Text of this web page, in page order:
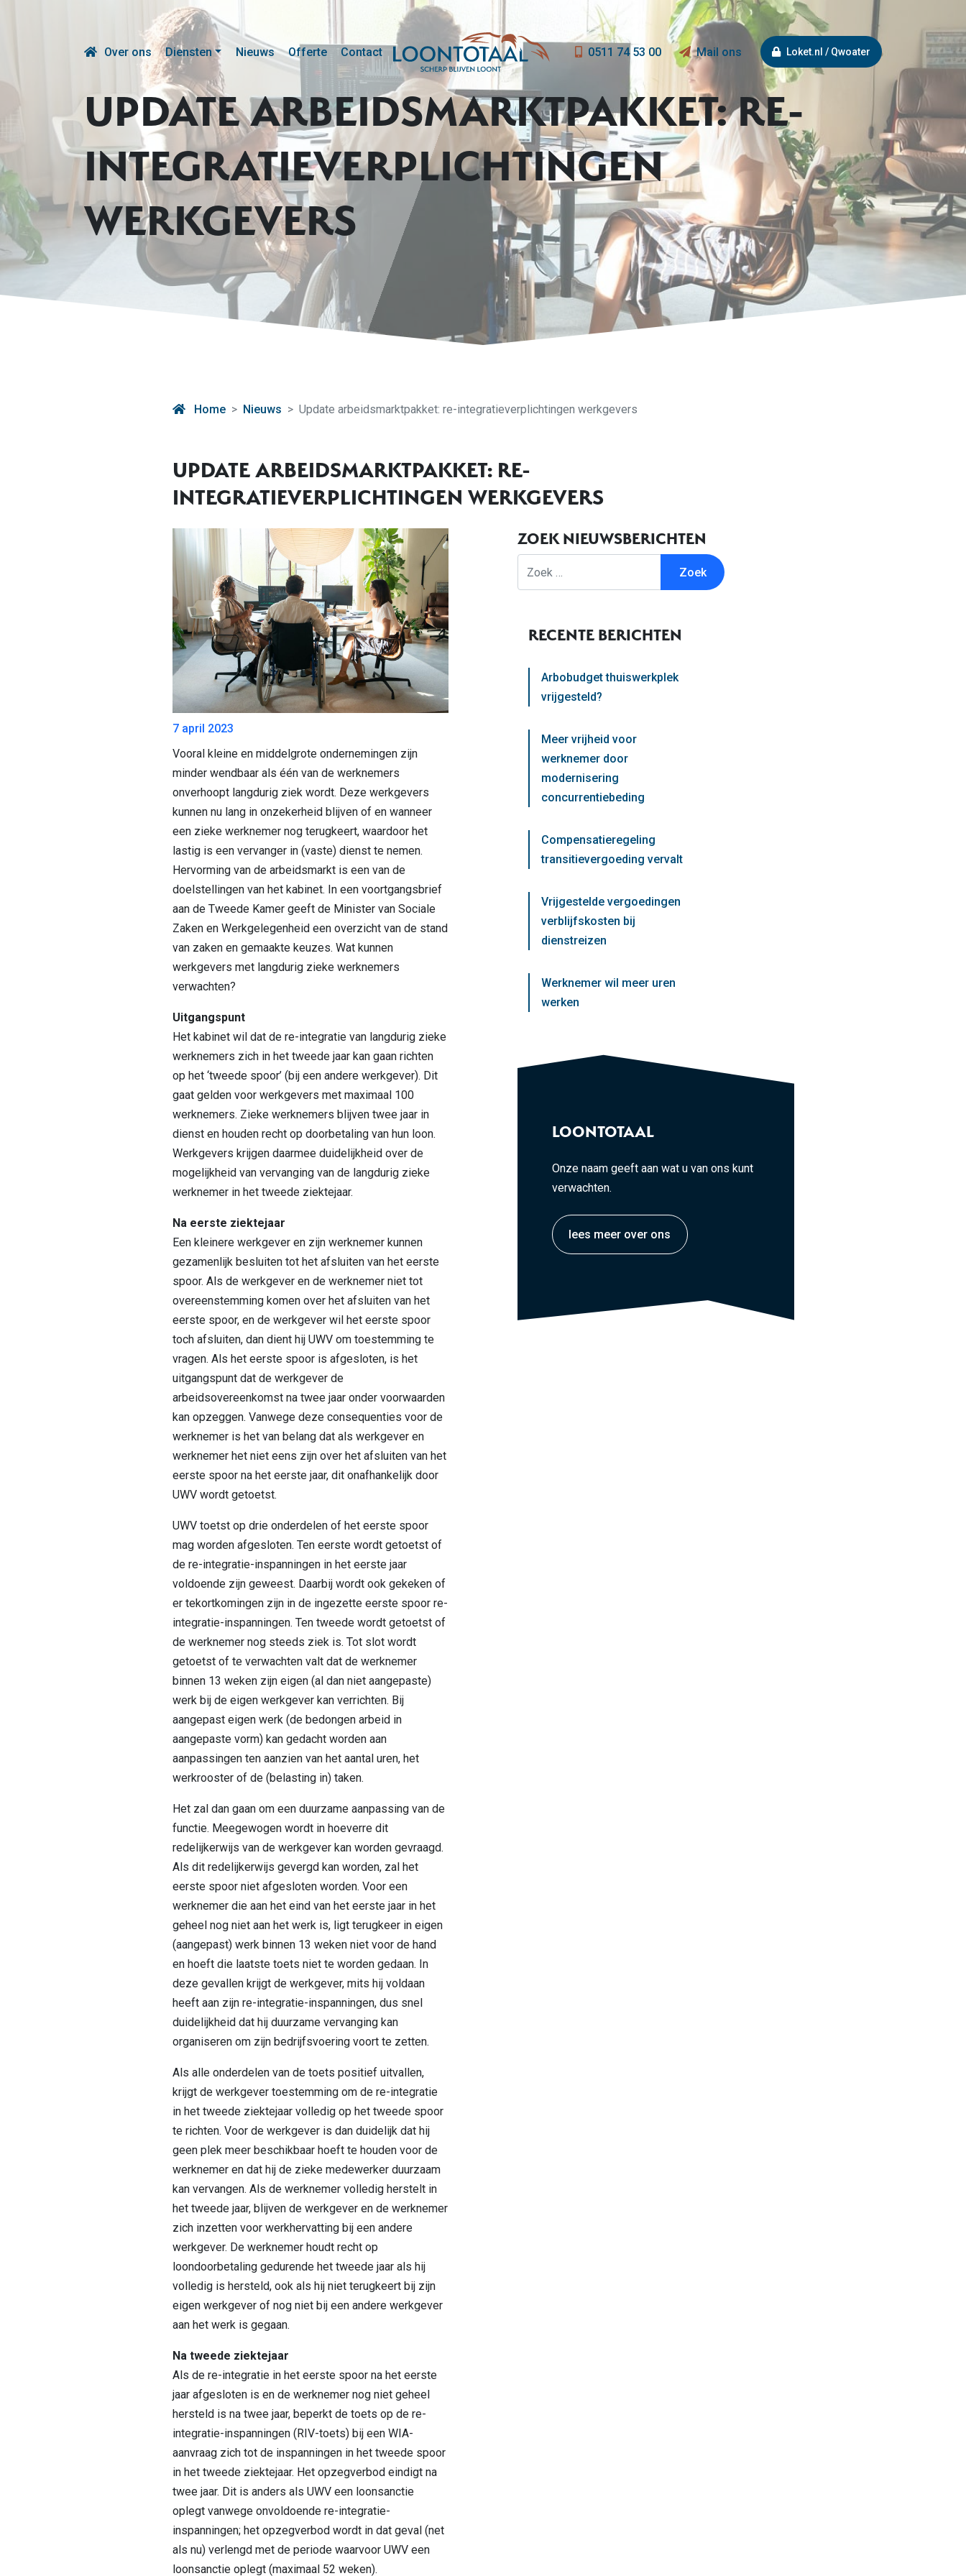
Over ons Diensten Nieuws Offerte Contact 0511 74 53 00 Mail ons Loket.nl / Qwoater
UPDATE ARBEIDSMARKTPAKKET: RE-
INTEGRATIEVERPLICHTINGEN
WERKGEVERS
Home Nieuws Update arbeidsmarktpakket: re-integratieverplichtingen werkgevers
UPDATE ARBEIDSMARKTPAKKET: RE-
INTEGRATIEVERPLICHTINGEN WERKGEVERS
7 april 2023
Vooral kleine en middelgrote ondernemingen zijn
minder wendbaar als één van de werknemers
onverhoopt langdurig ziek wordt. Deze werkgevers
kunnen nu lang in onzekerheid blijven of en wanneer
een zieke werknemer nog terugkeert, waardoor het
lastig is een vervanger in (vaste) dienst te nemen.
Hervorming van de arbeidsmarkt is een van de
doelstellingen van het kabinet. In een voortgangsbrief
aan de Tweede Kamer geeft de Minister van Sociale
Zaken en Werkgelegenheid een overzicht van de stand
van zaken en gemaakte keuzes. Wat kunnen
werkgevers met langdurig zieke werknemers
verwachten?
Uitgangspunt
Het kabinet wil dat de re-integratie van langdurig zieke
werknemers zich in het tweede jaar kan gaan richten
op het ‘tweede spoor’ (bij een andere werkgever). Dit
gaat gelden voor werkgevers met maximaal 100
werknemers. Zieke werknemers blijven twee jaar in
dienst en houden recht op doorbetaling van hun loon.
Werkgevers krijgen daarmee duidelijkheid over de
mogelijkheid van vervanging van de langdurig zieke
werknemer in het tweede ziektejaar.
Na eerste ziektejaar
Een kleinere werkgever en zijn werknemer kunnen
gezamenlijk besluiten tot het afsluiten van het eerste
spoor. Als de werkgever en de werknemer niet tot
overeenstemming komen over het afsluiten van het
eerste spoor, en de werkgever wil het eerste spoor
toch afsluiten, dan dient hij UWV om toestemming te
vragen. Als het eerste spoor is afgesloten, is het
uitgangspunt dat de werkgever de
arbeidsovereenkomst na twee jaar onder voorwaarden
kan opzeggen. Vanwege deze consequenties voor de
werknemer is het van belang dat als werkgever en
werknemer het niet eens zijn over het afsluiten van het
eerste spoor na het eerste jaar, dit onafhankelijk door
UWV wordt getoetst.
UWV toetst op drie onderdelen of het eerste spoor
mag worden afgesloten. Ten eerste wordt getoetst of
de re-integratie-inspanningen in het eerste jaar
voldoende zijn geweest. Daarbij wordt ook gekeken of
er tekortkomingen zijn in de ingezette eerste spoor re-
integratie-inspanningen. Ten tweede wordt getoetst of
de werknemer nog steeds ziek is. Tot slot wordt
getoetst of te verwachten valt dat de werknemer
binnen 13 weken zijn eigen (al dan niet aangepaste)
werk bij de eigen werkgever kan verrichten. Bij
aangepast eigen werk (de bedongen arbeid in
aangepaste vorm) kan gedacht worden aan
aanpassingen ten aanzien van het aantal uren, het
werkrooster of de (belasting in) taken.
Het zal dan gaan om een duurzame aanpassing van de
functie. Meegewogen wordt in hoeverre dit
redelijkerwijs van de werkgever kan worden gevraagd.
Als dit redelijkerwijs gevergd kan worden, zal het
eerste spoor niet afgesloten worden. Voor een
werknemer die aan het eind van het eerste jaar in het
geheel nog niet aan het werk is, ligt terugkeer in eigen
(aangepast) werk binnen 13 weken niet voor de hand
en hoeft die laatste toets niet te worden gedaan. In
deze gevallen krijgt de werkgever, mits hij voldaan
heeft aan zijn re-integratie-inspanningen, dus snel
duidelijkheid dat hij duurzame vervanging kan
organiseren om zijn bedrijfsvoering voort te zetten.
Als alle onderdelen van de toets positief uitvallen,
krijgt de werkgever toestemming om de re-integratie
in het tweede ziektejaar volledig op het tweede spoor
te richten. Voor de werkgever is dan duidelijk dat hij
geen plek meer beschikbaar hoeft te houden voor de
werknemer en dat hij de zieke medewerker duurzaam
kan vervangen. Als de werknemer volledig herstelt in
het tweede jaar, blijven de werkgever en de werknemer
zich inzetten voor werkhervatting bij een andere
werkgever. De werknemer houdt recht op
loondoorbetaling gedurende het tweede jaar als hij
volledig is hersteld, ook als hij niet terugkeert bij zijn
eigen werkgever of nog niet bij een andere werkgever
aan het werk is gegaan.
Na tweede ziektejaar
Als de re-integratie in het eerste spoor na het eerste
jaar afgesloten is en de werknemer nog niet geheel
hersteld is na twee jaar, beperkt de toets op de re-
integratie-inspanningen (RIV-toets) bij een WIA-
aanvraag zich tot de inspanningen in het tweede spoor
in het tweede ziektejaar. Het opzegverbod eindigt na
twee jaar. Dit is anders als UWV een loonsanctie
oplegt vanwege onvoldoende re-integratie-
inspanningen; het opzegverbod wordt in dat geval (net
als nu) verlengd met de periode waarvoor UWV een
loonsanctie oplegt (maximaal 52 weken).
ZOEK NIEUWSBERICHTEN
RECENTE BERICHTEN
Arbobudget thuiswerkplek
vrijgesteld?
Meer vrijheid voor
werknemer door
modernisering
concurrentiebeding
Compensatieregeling
transitievergoeding vervalt
Vrijgestelde vergoedingen
verblijfskosten bij
dienstreizen
Werknemer wil meer uren
werken
LOONTOTAAL
Onze naam geeft aan wat u van ons kunt
verwachten.
lees meer over ons